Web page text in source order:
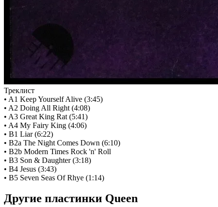
Треклист
• A1 Keep Yourself Alive (3:45)
• A2 Doing All Right (4:08)
• A3 Great King Rat (5:41)
• A4 My Fairy King (4:06)
• B1 Liar (6:22)
• B2a The Night Comes Down (6:10)
• B2b Modern Times Rock 'n' Roll
• B3 Son & Daughter (3:18)
• B4 Jesus (3:43)
• B5 Seven Seas Of Rhye (1:14)
Другие пластинки Queen